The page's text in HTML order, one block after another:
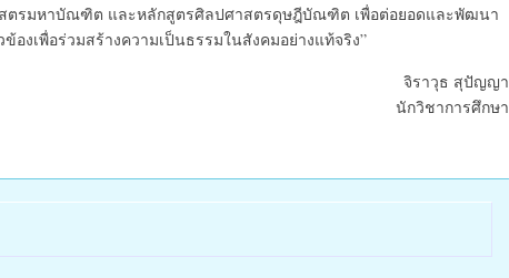
ตรมหาบัณฑิต และหลักสูตรศิลปศาสตรดุษฎีบัณฑิต เพื่อต่อยอดและพัฒนา
งเพื่อร่วมสร้างความเป็นธรรมในสังคมอย่างแท้จริง”
จิราวุธ สุปัญญา
นักวิชาการศึกษา